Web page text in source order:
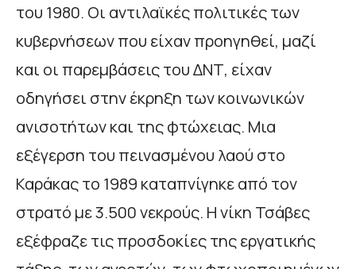
του 1980. Οι αντιλαϊκές πολιτικές των
κυβερνήσεων που είχαν προηγηθεί, μαζί
και οι παρεμβάσεις του ΔΝΤ, είχαν
οδηγήσει στην έκρηξη των κοινωνικών
ανισοτήτων και της φτώχειας. Μια
εξέγερση του πεινασμένου λαού στο
Καράκας το 1989 καταπνίγηκε από τον
στρατό με 3.500 νεκρούς. Η νίκη Τσάβες
εξέφραζε τις προσδοκίες της εργατικής